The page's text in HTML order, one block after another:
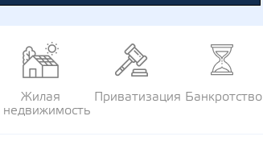
Жилая
недвижимость
Приватизация Банкротство